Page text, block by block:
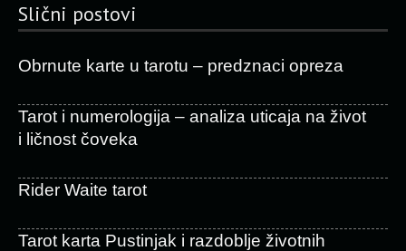
Slični postovi
Obrnute karte u tarotu – predznaci opreza
Tarot i numerologija – analiza uticaja na život
i ličnost čoveka
Rider Waite tarot
Tarot karta Pustinjak i razdoblje životnih